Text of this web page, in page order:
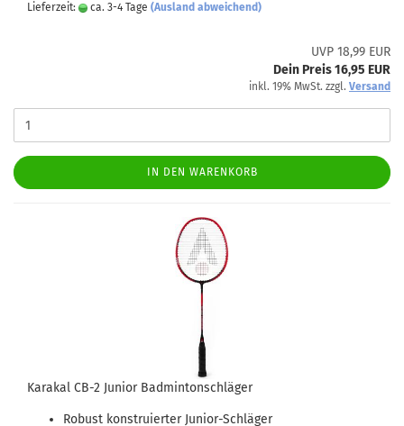
Lieferzeit: ca. 3-4 Tage (Ausland abweichend)
UVP 18,99 EUR
Dein Preis 16,95 EUR
inkl. 19% MwSt. zzgl. Versand
IN DEN WARENKORB
Karakal CB-2 Junior Badmintonschläger
Robust konstruierter Junior-Schläger